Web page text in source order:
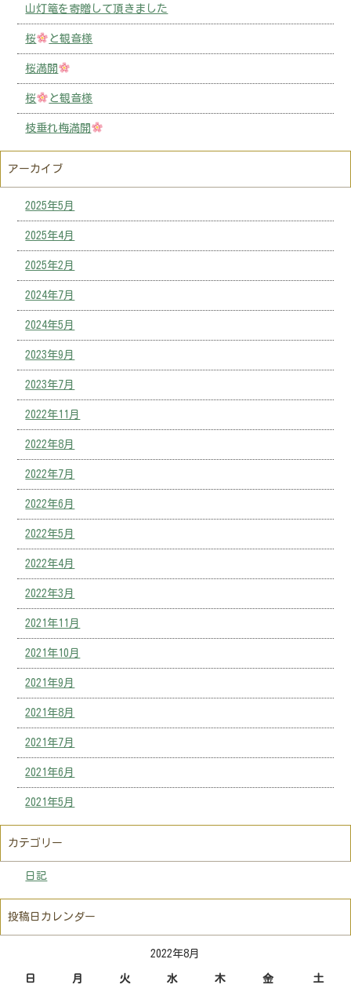
山灯篭を寄贈して頂きました
桜 と観音様
桜満開
桜 と観音様
枝垂れ梅満開
アーカイブ
2025年5月
2025年4月
2025年2月
2024年7月
2024年5月
2023年9月
2023年7月
2022年11月
2022年8月
2022年7月
2022年6月
2022年5月
2022年4月
2022年3月
2021年11月
2021年10月
2021年9月
2021年8月
2021年7月
2021年6月
2021年5月
カテゴリー
日記
投稿日カレンダー
2022年8月
日 月 火 水 木 金 土